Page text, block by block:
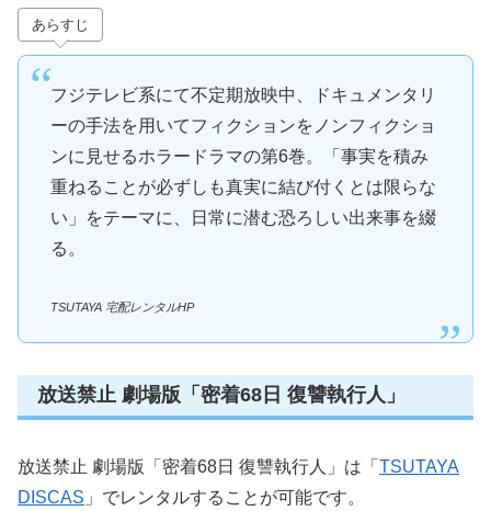
あらすじ
フジテレビ系にて不定期放映中、ドキュメンタリ
ーの手法を用いてフィクションをノンフィクショ
ンに見せるホラードラマの第6巻。「事実を積み
重ねることが必ずしも真実に結び付くとは限らな
い」をテーマに、日常に潜む恐ろしい出来事を綴
る。
TSUTAYA 宅配レンタルHP
放送禁止 劇場版「密着68日 復讐執行人」
放送禁止 劇場版「密着68日 復讐執行人」は「 TSUTAYA
DISCAS 」でレンタルすることが可能です。